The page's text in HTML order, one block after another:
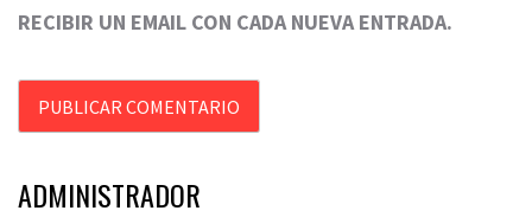
RECIBIR UN EMAIL CON CADA NUEVA ENTRADA.
ADMINISTRADOR